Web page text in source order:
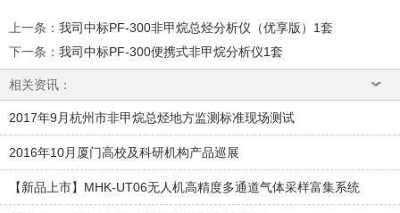
上一条 ： 我司中标PF-300非甲烷总烃分析仪（优享版）1套
下一条 ： 我司中标PF-300便携式非甲烷分析仪1套
相关资讯：
2017年9月杭州市非甲烷总烃地方监测标准现场测试
2016年10月厦门高校及科研机构产品巡展
【新品上市】MHK-UT06无人机高精度多通道气体采样富集系统